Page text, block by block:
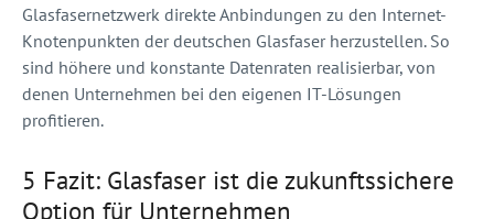
Glasfasernetzwerk direkte Anbindungen zu den Internet-
Knotenpunkten der deutschen Glasfaser herzustellen. So
sind höhere und konstante Datenraten realisierbar, von
denen Unternehmen bei den eigenen IT-Lösungen
profitieren.
5 Fazit: Glasfaser ist die zukunftssichere
Option für Unternehmen